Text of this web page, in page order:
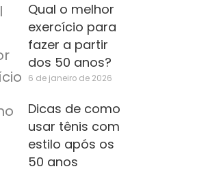
Qual o melhor
exercício para
fazer a partir
dos 50 anos?
6 de janeiro de 2026
Dicas de como
usar tênis com
estilo após os
50 anos